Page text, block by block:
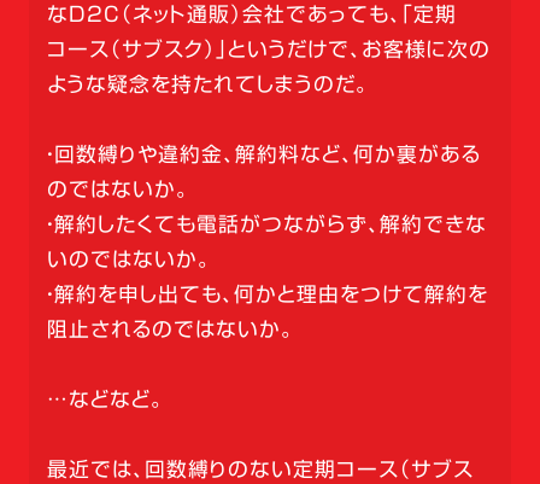
なD2C（ネット通販）会社であっても、「定期
コース（サブスク）」というだけで、お客様に次の
ような疑念を持たれてしまうのだ。
・回数縛りや違約金、解約料など、何か裏がある
のではないか。
・解約したくても電話がつながらず、解約できな
いのではないか。
・解約を申し出ても、何かと理由をつけて解約を
阻止されるのではないか。
…などなど。
最近では、回数縛りのない定期コース（サブス